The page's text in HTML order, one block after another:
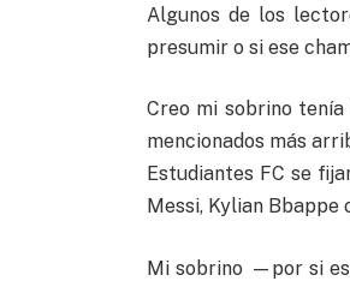
Algunos de los
presumir o si ese
Creo mi sobrino
mencionados más
Estudiantes FC se
Messi, Kylian Bbappe
Mi sobrino —por si